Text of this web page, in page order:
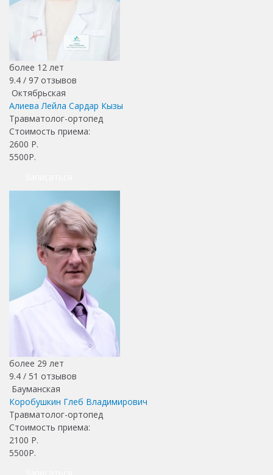
более 12 лет
9.4 / 97 отзывов
Октябрьская
Алиева Лейла Сардар Кызы
Травматолог-ортопед
Стоимость приема:
2600 Р.
5500Р.
более 29 лет
9.4 / 51 отзывов
Бауманская
Коробушкин Глеб Владимирович
Травматолог-ортопед
Стоимость приема:
2100 Р.
5500Р.